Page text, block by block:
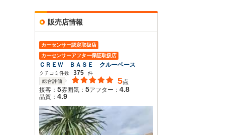
販売店情報
カーセンサー認定取扱店
カーセンサーアフター保証取扱店
ＣＲＥＷ ＢＡＳＥ クルーベース
クチコミ件数 375
件
総合評価
5点
接客： 5雰囲気： 5アフター： 4.8
品質： 4.9